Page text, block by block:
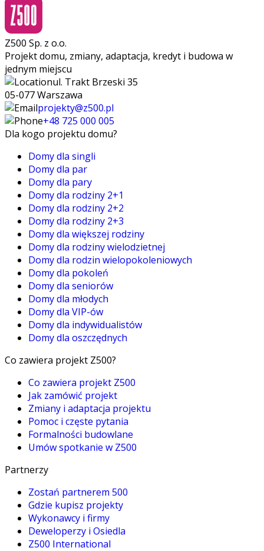
Z500 Sp. z o.o.
Projekt domu, zmiany, adaptacja, kredyt i budowa w
jednym miejscu
ul. Trakt Brzeski 35
05-077 Warszawa
projekty@z500.pl
+48 725 000 005
Dla kogo projektu domu?
Domy dla singli
Domy dla par
Domy dla pary
Domy dla rodziny 2+1
Domy dla rodziny 2+2
Domy dla rodziny 2+3
Domy dla większej rodziny
Domy dla rodziny wielodzietnej
Domy dla rodzin wielopokoleniowych
Domy dla pokoleń
Domy dla seniorów
Domy dla młodych
Domy dla VIP-ów
Domy dla indywidualistów
Domy dla oszczędnych
Co zawiera projekt Z500?
Co zawiera projekt Z500
Jak zamówić projekt
Zmiany i adaptacja projektu
Pomoc i częste pytania
Formalności budowlane
Umów spotkanie w Z500
Partnerzy
Zostań partnerem 500
Gdzie kupisz projekty
Wykonawcy i firmy
Deweloperzy i Osiedla
Z500 International